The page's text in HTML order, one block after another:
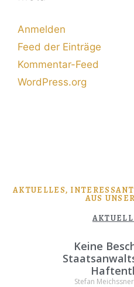
Anmelden
Feed der Einträge
Kommentar-Feed
WordPress.org
AKTUELLES,
AUS
Keine
Stefan Meichssner